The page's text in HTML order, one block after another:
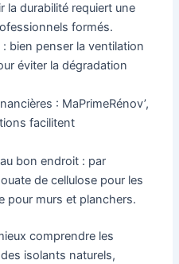
la durabilité requiert une
formés.
: bien penser la ventilation
éviter la dégradation
: MaPrimeRénov’,
facilitent
bon endroit : par
de cellulose pour les
pour murs et planchers.
comprendre les
isolants naturels,